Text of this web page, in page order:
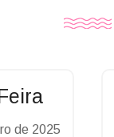
de 2025